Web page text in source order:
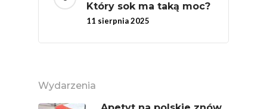
Który sok ma taką moc?
11 sierpnia 2025
Wydarzenia